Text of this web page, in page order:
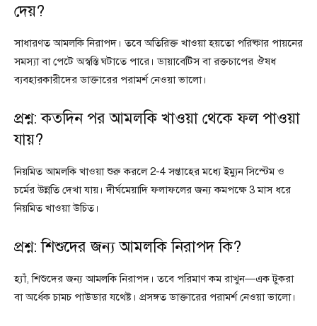
দেয়?
সাধারণত আমলকি নিরাপদ। তবে অতিরিক্ত খাওয়া হয়তো পরিষ্কার পায়নের
সমস্যা বা পেটে অস্বস্তি ঘটাতে পারে। ডায়াবেটিস বা রক্তচাপের ঔষধ
ব্যবহারকারীদের ডাক্তারের পরামর্শ নেওয়া ভালো।
প্রশ্ন: কতদিন পর আমলকি খাওয়া থেকে ফল পাওয়া
যায়?
নিয়মিত আমলকি খাওয়া শুরু করলে 2-4 সপ্তাহের মধ্যে ইম্যুন সিস্টেম ও
চর্মের উন্নতি দেখা যায়। দীর্ঘমেয়াদি ফলাফলের জন্য কমপক্ষে 3 মাস ধরে
নিয়মিত খাওয়া উচিত।
প্রশ্ন: শিশুদের জন্য আমলকি নিরাপদ কি?
হ্যাঁ, শিশুদের জন্য আমলকি নিরাপদ। তবে পরিমাণ কম রাখুন—এক টুকরা
বা অর্ধেক চামচ পাউডার যথেষ্ট। প্রসঙ্গত ডাক্তারের পরামর্শ নেওয়া ভালো।